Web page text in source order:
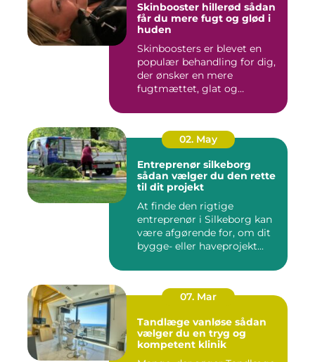
Skinbooster hillerød sådan
får du mere fugt og glød i
huden
Skinboosters er blevet en
populær behandling for dig,
der ønsker en mere
fugtmættet, glat og
02. May
Entreprenør silkeborg
sådan vælger du den rette
til dit projekt
At finde den rigtige
entreprenør i Silkeborg kan
være afgørende for, om dit
bygge- eller haveprojekt...
07. Mar
Tandlæge vanløse sådan
vælger du en tryg og
kompetent klinik